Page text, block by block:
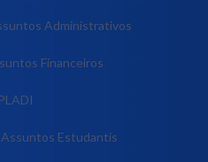
Administrativos
Financeiros
Estudantis